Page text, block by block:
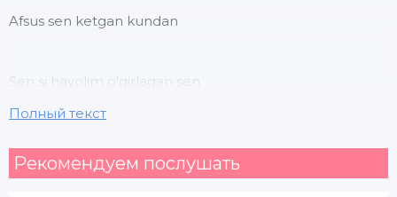
Afsus sen ketgan kundan
Sen si hayolim o'girlagan sen
Sen yana sen tunu kun hayolimda sen
Har kun yangi orzular
Полный текст
Рекомендуем послушать